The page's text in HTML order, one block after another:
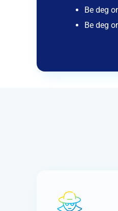
Be deg
Be deg